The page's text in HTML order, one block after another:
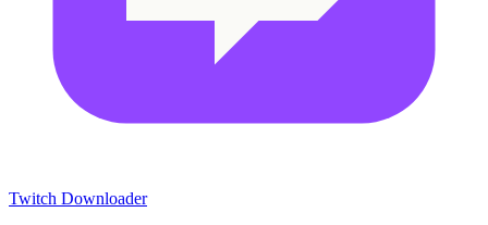
Twitch Downloader